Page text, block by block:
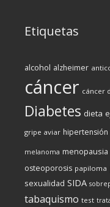
Etiquetas
alcohol alzheimer
cáncer cáncer
Diabetes dieta
gripe aviar hipertensión
melanoma menopausia
osteoporosis papiloma
sexualidad SIDA
tabaquismo test